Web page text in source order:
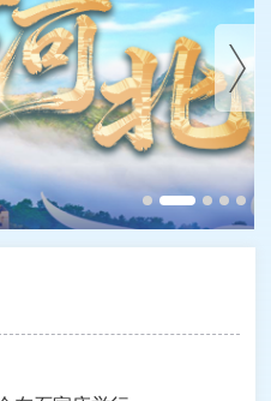
节活动在易安
夏日风光
邂逅“映日荷
节活动在易安
夏日风光